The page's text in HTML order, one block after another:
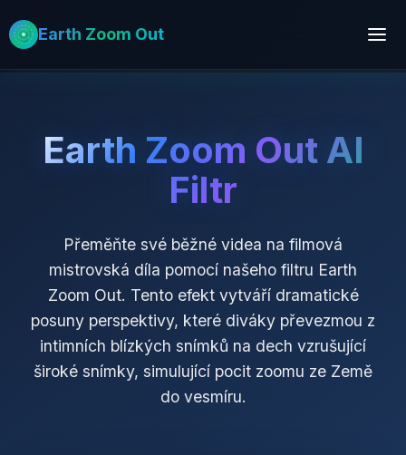
Earth Zoom Out
Earth Zoom Out AI
Filtr
Přeměňte své běžné videa na filmová
mistrovská díla pomocí našeho filtru Earth
Zoom Out. Tento efekt vytváří dramatické
posuny perspektivy, které diváky převezmou z
intimních blízkých snímků na dech vzrušující
široké snímky, simulující pocit zoomu ze Země
do vesmíru.